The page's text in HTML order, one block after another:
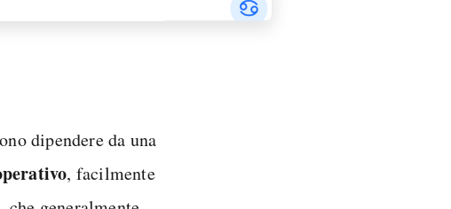
dipendere da una
, facilmente